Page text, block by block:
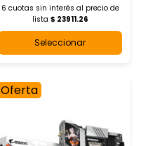
6 cuotas sin interés al precio de
lista $ 23911.26
Seleccionar
Oferta